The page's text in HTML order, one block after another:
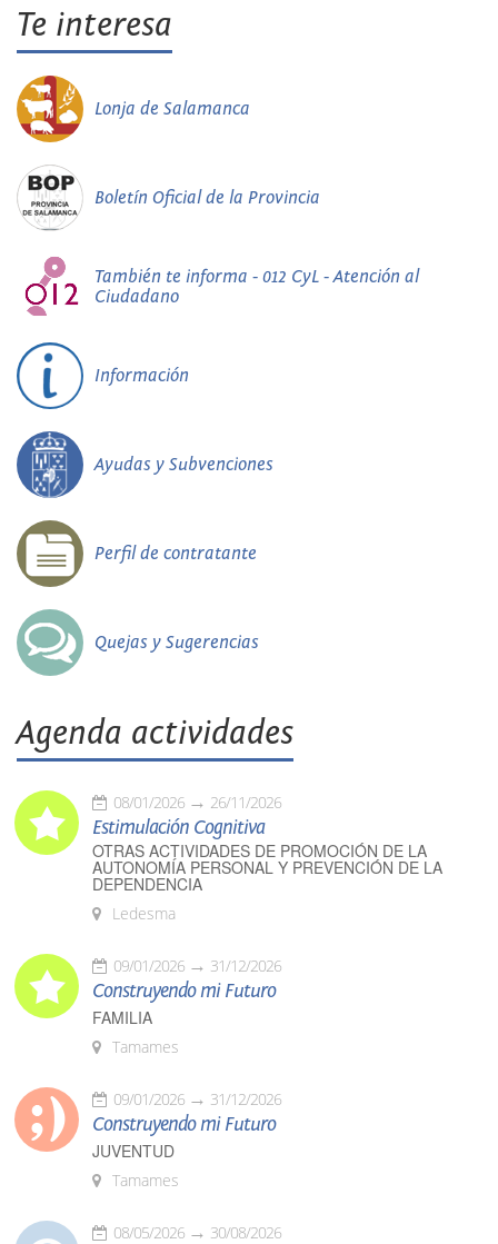
Te interesa
Lonja de Salamanca
Boletín Oficial de la Provincia
También te informa - 012 CyL - Atención al
Ciudadano
Información
Ayudas y Subvenciones
Perfil de contratante
Quejas y Sugerencias
Agenda actividades
08/01/2026 26/11/2026
Estimulación Cognitiva
OTRAS ACTIVIDADES DE PROMOCIÓN DE LA
AUTONOMÍA PERSONAL Y PREVENCIÓN DE LA
DEPENDENCIA
Ledesma
09/01/2026 31/12/2026
Construyendo mi Futuro
FAMILIA
Tamames
09/01/2026 31/12/2026
Construyendo mi Futuro
JUVENTUD
Tamames
08/05/2026 30/08/2026